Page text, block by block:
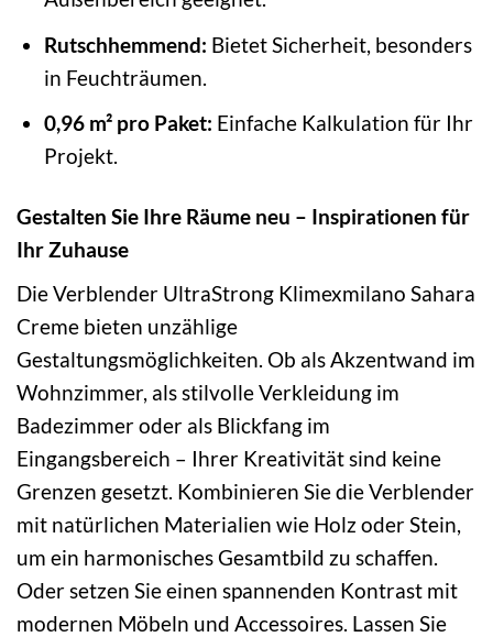
Rutschhemmend: Bietet Sicherheit, besonders
in Feuchträumen.
0,96 m² pro Paket: Einfache Kalkulation für Ihr
Projekt.
Gestalten Sie Ihre Räume neu – Inspirationen für
Ihr Zuhause
Die Verblender UltraStrong Klimexmilano Sahara
Creme bieten unzählige
Gestaltungsmöglichkeiten. Ob als Akzentwand im
Wohnzimmer, als stilvolle Verkleidung im
Badezimmer oder als Blickfang im
Eingangsbereich – Ihrer Kreativität sind keine
Grenzen gesetzt. Kombinieren Sie die Verblender
mit natürlichen Materialien wie Holz oder Stein,
um ein harmonisches Gesamtbild zu schaffen.
Oder setzen Sie einen spannenden Kontrast mit
modernen Möbeln und Accessoires. Lassen Sie